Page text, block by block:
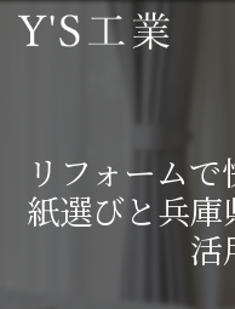
リフォーム
紙選びと兵
活